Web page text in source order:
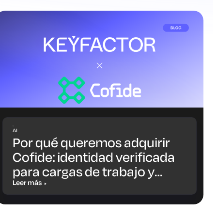
AI
Por qué queremos adquirir
Cofide: identidad verificada
para cargas de trabajo y
agentes de IA
Leer más